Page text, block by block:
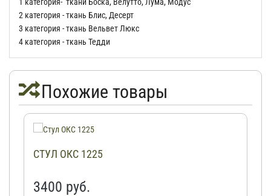
2 категория - ткань Блис, Десерт
3 категория - ткань Вельвет Люкс
4 категория - ткань Тедди
Похожие товары
СТУЛ ОКС 1225
3400 руб.